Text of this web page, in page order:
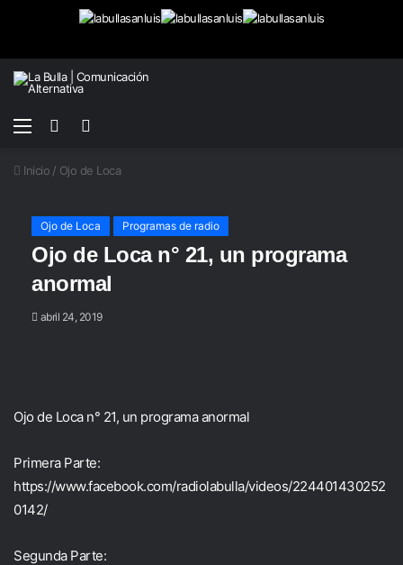
Menú
Buscar
Inicio / Ojo de Loca
Ojo de Loca Programas de radio
Ojo de Loca n° 21, un programa
anormal
abril 24, 2019
Ojo de Loca n° 21, un programa anormal
Primera Parte:
https://www.facebook.com/radiolabulla/videos/224401430252
0142/
Segunda Parte: